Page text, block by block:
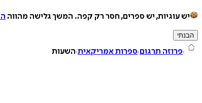
יש עוגיות, יש ספרים, חסר רק קפה. המשך גלישה מהווה
הבנתי
פרוזה תרגום ספרות אמריקאית השעות